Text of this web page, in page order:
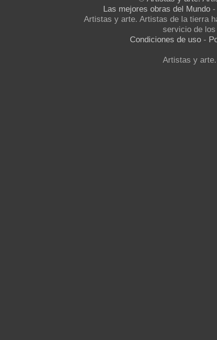
Las mejores obras del Mundo
Artistas y arte. Artistas de la tierra
servicio de
Condiciones de uso -
Artistas y